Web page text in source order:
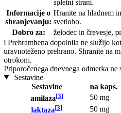
spletni strani.
Informacije o
shranjevanju:
Hranite na hladnem
svetlobo.
Dobro za:
želodec in črevesje,
i Prehrambena dopolnila ne služijo
uravnoteženo prehrano. Shranite na
otrokom.
Priporočenega dnevnega odmerka ne
Sestavine
Sestavine
na kaps.
amilaza[3]
50 mg
laktaza[3]
50 mg